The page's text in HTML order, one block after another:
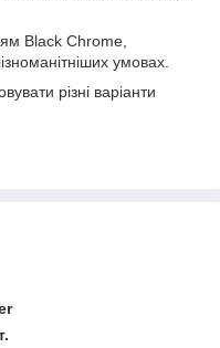
Black Chrome,
умовах.
різні варіанти